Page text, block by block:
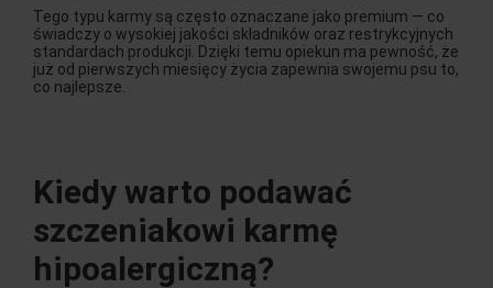
Tego typu karmy są często oznaczane jako premium — co
świadczy o wysokiej jakości składników oraz restrykcyjnych
standardach produkcji. Dzięki temu opiekun ma pewność, że
już od pierwszych miesięcy życia zapewnia swojemu psu to,
co najlepsze.
Kiedy warto podawać
szczeniakowi karmę
hipoalergiczną?